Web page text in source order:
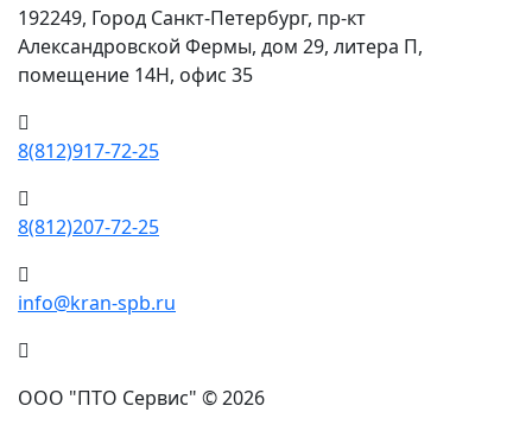
192249, Город Санкт-Петербург, пр-кт
Александровской Фермы, дом 29, литера П,
помещение 14Н, офис 35
8(812)917-72-25
8(812)207-72-25
info@kran-spb.ru
ООО "ПТО Сервис" © 2026